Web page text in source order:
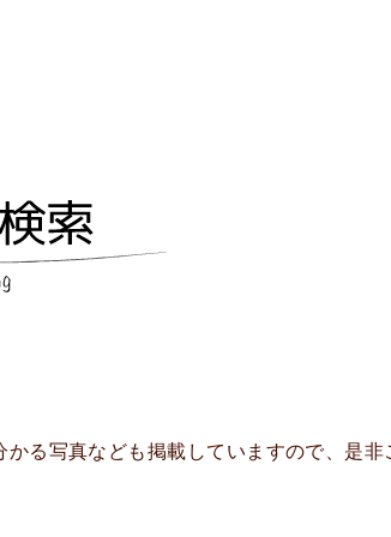
る写真なども掲載していますので、是非